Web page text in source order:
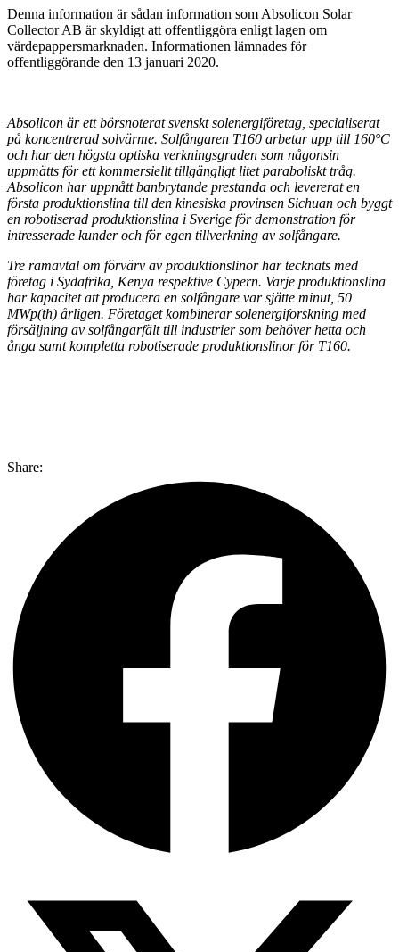
Denna information är sådan information som Absolicon Solar
Collector AB är skyldigt att offentliggöra enligt lagen om
värdepappersmarknaden. Informationen lämnades för
offentliggörande den 13 januari 2020.
Absolicon är ett börsnoterat svenskt solenergiföretag, specialiserat
på koncentrerad solvärme. Solfångaren T160 arbetar upp till 160°C
och har den högsta optiska verkningsgraden som någonsin
uppmätts för ett kommersiellt tillgängligt litet paraboliskt tråg.
Absolicon har uppnått banbrytande prestanda och levererat en
första produktionslina till den kinesiska provinsen Sichuan och byggt
en robotiserad produktionslina i Sverige för demonstration för
intresserade kunder och för egen tillverkning av solfångare.
Tre ramavtal om förvärv av produktionslinor har tecknats med
företag i Sydafrika, Kenya respektive Cypern. Varje produktionslina
har kapacitet att producera en solfångare var sjätte minut, 50
MWp(th) årligen. Företaget kombinerar solenergiforskning med
försäljning av solfångarfält till industrier som behöver hetta och
ånga samt kompletta robotiserade produktionslinor för T160.
Share: